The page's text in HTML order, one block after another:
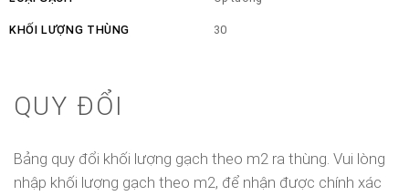
KHỐI LƯỢNG THÙNG 30
QUY ĐỔI
Bảng quy đổi khối lượng gạch theo m2 ra thùng. Vui lòng
nhập khối lượng gạch theo m2, để nhận được chính xác